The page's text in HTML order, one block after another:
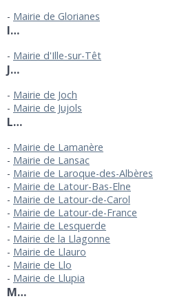
Mairie de Glorianes
I…
Mairie d'Ille-sur-Têt
J…
Mairie de Joch
Mairie de Jujols
L…
Mairie de Lamanère
Mairie de Lansac
Mairie de Laroque-des-Albères
Mairie de Latour-Bas-Elne
Mairie de Latour-de-Carol
Mairie de Latour-de-France
Mairie de Lesquerde
Mairie de la Llagonne
Mairie de Llauro
Mairie de Llo
Mairie de Llupia
M…